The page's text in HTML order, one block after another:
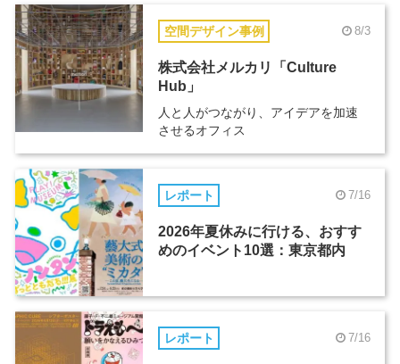
空間デザイン事例 8/3
株式会社メルカリ「Culture
Hub」
人と人がつながり、アイデアを加速
させるオフィス
レポート 7/16
2026年夏休みに行ける、おすす
めのイベント10選：東京都内
レポート 7/16